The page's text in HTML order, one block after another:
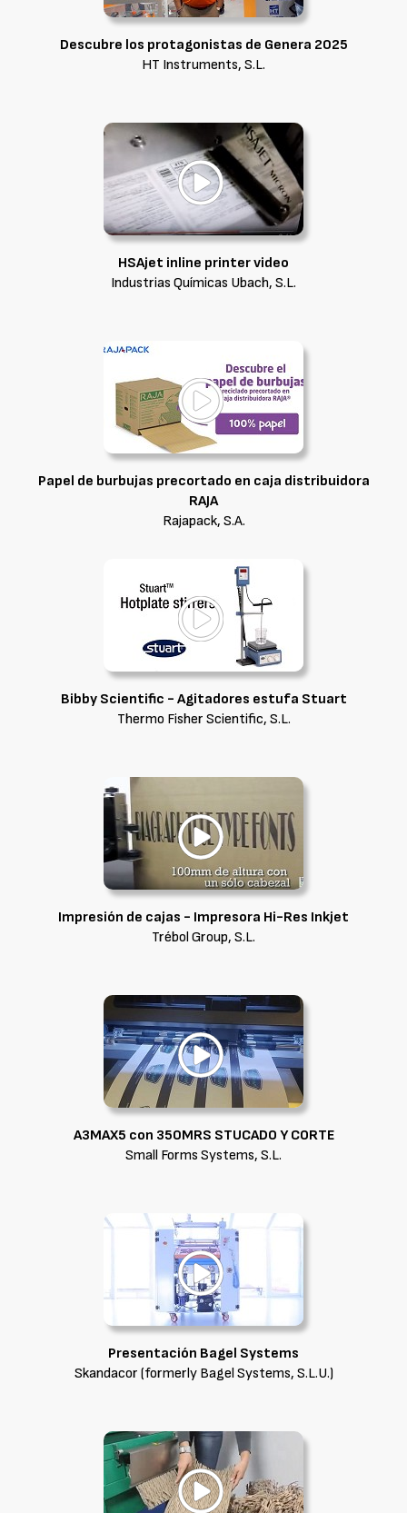
Descubre los protagonistas de Genera 2025
HT Instruments, S.L.
HSAjet inline printer video
Industrias Químicas Ubach, S.L.
Papel de burbujas precortado en caja distribuidora
RAJA
Rajapack, S.A.
Bibby Scientific - Agitadores estufa Stuart
Thermo Fisher Scientific, S.L.
Impresión de cajas - Impresora Hi-Res Inkjet
Trébol Group, S.L.
A3MAX5 con 350MRS STUCADO Y CORTE
Small Forms Systems, S.L.
Presentación Bagel Systems
Skandacor (formerly Bagel Systems, S.L.U.)